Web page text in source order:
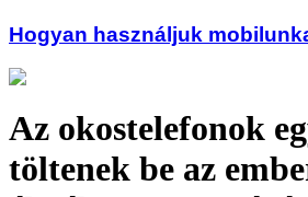
Hogyan használjuk
Az okostelefonok
töltenek be az